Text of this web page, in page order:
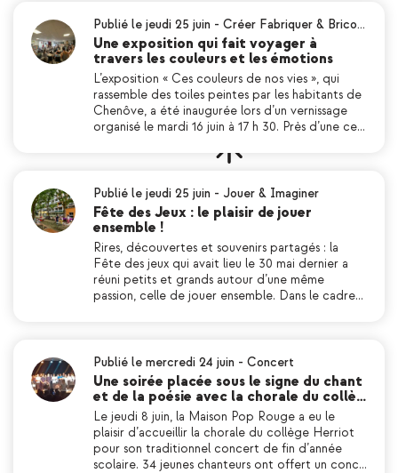
Publié le jeudi 25 juin - Créer Fabriquer & Brico…
Une exposition qui fait voyager à
travers les couleurs et les émotions
L’exposition « Ces couleurs de nos vies », qui
rassemble des toiles peintes par les habitants de
Chenôve, a été inaugurée lors d’un vernissage
organisé le mardi 16 juin à 17 h 30. Près d’une ce…
Publié le jeudi 25 juin - Jouer & Imaginer
Fête des Jeux : le plaisir de jouer
ensemble !
Rires, découvertes et souvenirs partagés : la
Fête des jeux qui avait lieu le 30 mai dernier a
réuni petits et grands autour d’une même
passion, celle de jouer ensemble. Dans le cadre…
Publié le mercredi 24 juin - Concert
Une soirée placée sous le signe du chant
et de la poésie avec la chorale du collè…
Le jeudi 8 juin, la Maison Pop Rouge a eu le
plaisir d’accueillir la chorale du collège Herriot
pour son traditionnel concert de fin d’année
scolaire. 34 jeunes chanteurs ont offert un conc…